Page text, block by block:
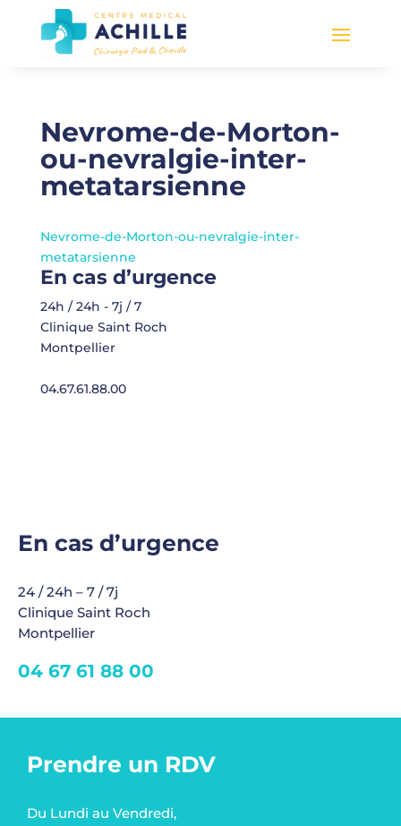
Nevrome-de-Morton-
ou-nevralgie-inter-
metatarsienne
Nevrome-de-Morton-ou-nevralgie-inter-
metatarsienne
En cas d’urgence
24h / 24h - 7j / 7
Clinique Saint Roch
Montpellier
04.67.61.88.00
En cas d’urgence
24 / 24h – 7 / 7j
Clinique Saint Roch
Montpellier
04 67 61 88 00
Prendre un RDV
Du Lundi au Vendredi,